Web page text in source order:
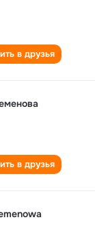
в друзья
в друзья